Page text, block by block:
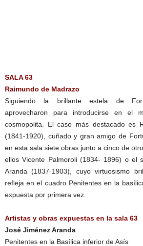
SALA 63
Raimundo de Madrazo
Siguiendo la brillante estela de
aprovecharon para introducirse en el
cosmopolita. El caso más destacado es
(1841-1920), cuñado y gran amigo de
en esta sala siete obras junto a cinco de
ellos Vicente Palmoroli (1834- 1896) o el
Aranda (1837-1903), cuyo virtuosismo
refleja en el cuadro Penitentes en la
expuesta por primera vez.
Artistas y obras expuestas en la sala 63
José Jiménez Aranda
Penitentes en la Basílica inferior de Asís